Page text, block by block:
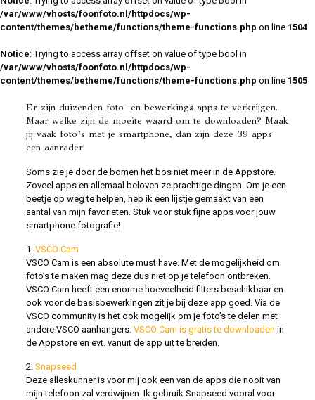
/var/www/vhosts/foonfoto.nl/httpdocs/wp-
content/themes/betheme/functions/theme-functions.php on line 1504
Notice: Trying to access array offset on value of type bool in
/var/www/vhosts/foonfoto.nl/httpdocs/wp-
content/themes/betheme/functions/theme-functions.php on line 1505
Er zijn duizenden foto- en bewerkings apps te verkrijgen.
Maar welke zijn de moeite waard om te downloaden? Maak
jij vaak foto’s met je smartphone, dan zijn deze 39 apps
een aanrader!
Soms zie je door de bomen het bos niet meer in de Appstore.
Zoveel apps en allemaal beloven ze prachtige dingen. Om je een
beetje op weg te helpen, heb ik een lijstje gemaakt van een
aantal van mijn favorieten. Stuk voor stuk fijne apps voor jouw
smartphone fotografie!
1. VSCO Cam
VSCO Cam is een absolute must have. Met de mogelijkheid om
foto’s te maken mag deze dus niet op je telefoon ontbreken.
VSCO Cam heeft een enorme hoeveelheid filters beschikbaar en
ook voor de basisbewerkingen zit je bij deze app goed. Via de
VSCO community is het ook mogelijk om je foto’s te delen met
andere VSCO aanhangers. VSCO Cam is gratis te downloaden in
de Appstore en evt. vanuit de app uit te breiden.
2. Snapseed
Deze alleskunner is voor mij ook een van de apps die nooit van
mijn telefoon zal verdwijnen. Ik gebruik Snapseed vooral voor